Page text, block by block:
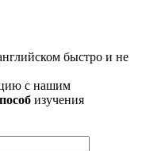
быстро и не
с нашим
изучения